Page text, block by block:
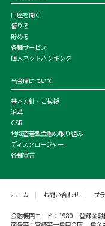
口座を開く
借りる
貯める
各種サービス
個人ネットバンキング
当金庫について
基本方針・ご挨拶
沿革
CSR
地域密着型金融の取り組み
ディスクロージャー
各種宣言
ホーム お問い合わせ プ
金融機関コード：1980 登録金